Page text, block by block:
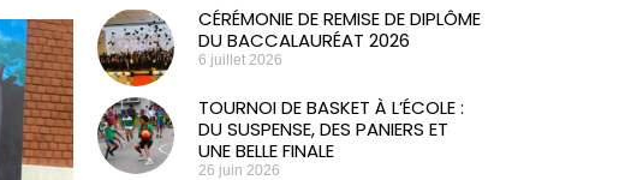
CÉRÉMONIE DE REMISE DE DIPLÔME
DU BACCALAURÉAT 2026
6 juillet 2026
TOURNOI DE BASKET À L’ÉCOLE :
DU SUSPENSE, DES PANIERS ET
UNE BELLE FINALE
26 juin 2026